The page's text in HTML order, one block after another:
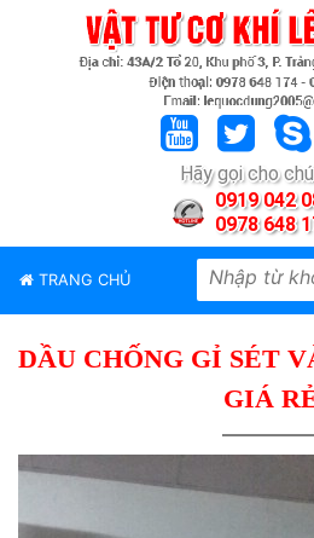
Hãy gọi cho
0919 042
0978 648
TRANG CHỦ
PHẨM
HIỆU
TIN
DẦU CHỐNG GỈ SÉT
GIÁ